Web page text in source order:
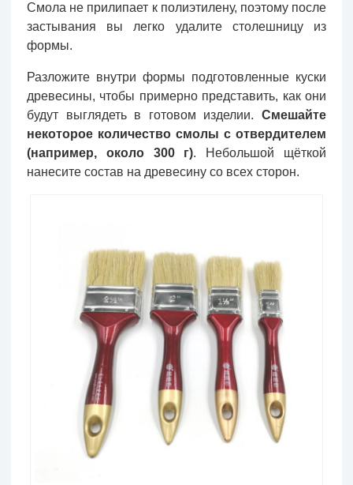
Смола не прилипает к полиэтилену, поэтому после
застывания вы легко удалите столешницу из
формы.
Разложите внутри формы подготовленные куски
древесины, чтобы примерно представить, как они
будут выглядеть в готовом изделии. Смешайте
некоторое количество смолы с отвердителем
(например, около 300 г). Небольшой щёткой
нанесите состав на древесину со всех сторон.